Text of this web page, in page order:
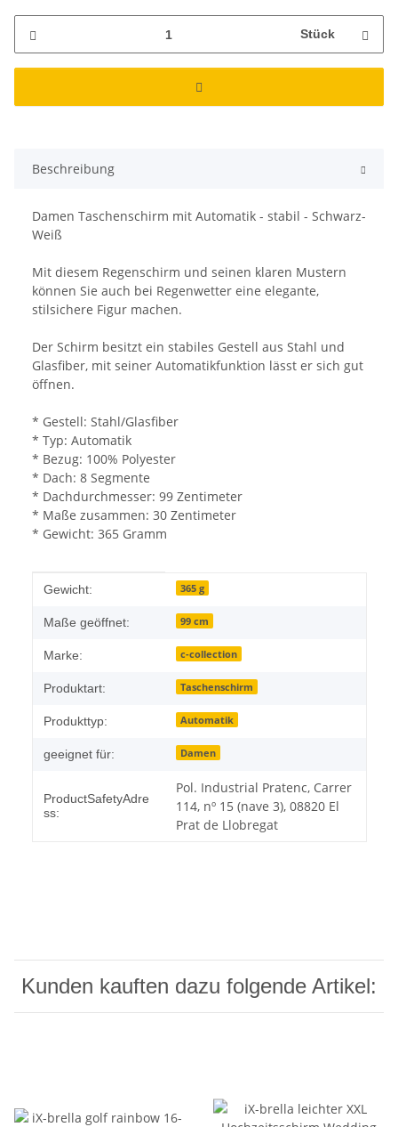
Stück
Beschreibung
Damen Taschenschirm mit Automatik - stabil - Schwarz-
Weiß
Mit diesem Regenschirm und seinen klaren Mustern
können Sie auch bei Regenwetter eine elegante,
stilsichere Figur machen.
Der Schirm besitzt ein stabiles Gestell aus Stahl und
Glasfiber, mit seiner Automatikfunktion lässt er sich gut
öffnen.
* Gestell: Stahl/Glasfiber
* Typ: Automatik
* Bezug: 100% Polyester
* Dach: 8 Segmente
* Dachdurchmesser: 99 Zentimeter
* Maße zusammen: 30 Zentimeter
* Gewicht: 365 Gramm
Produkteigenschaft
Wert
Gewicht: 365 g
Maße geöffnet: 99 cm
Marke: c-collection
Produktart: Taschenschirm
Produkttyp: Automatik
geeignet für: Damen
ProductSafetyAdre
ss:
Pol. Industrial Pratenc, Carrer
114, nº 15 (nave 3), 08820 El
Prat de Llobregat
Kunden kauften dazu folgende Artikel: